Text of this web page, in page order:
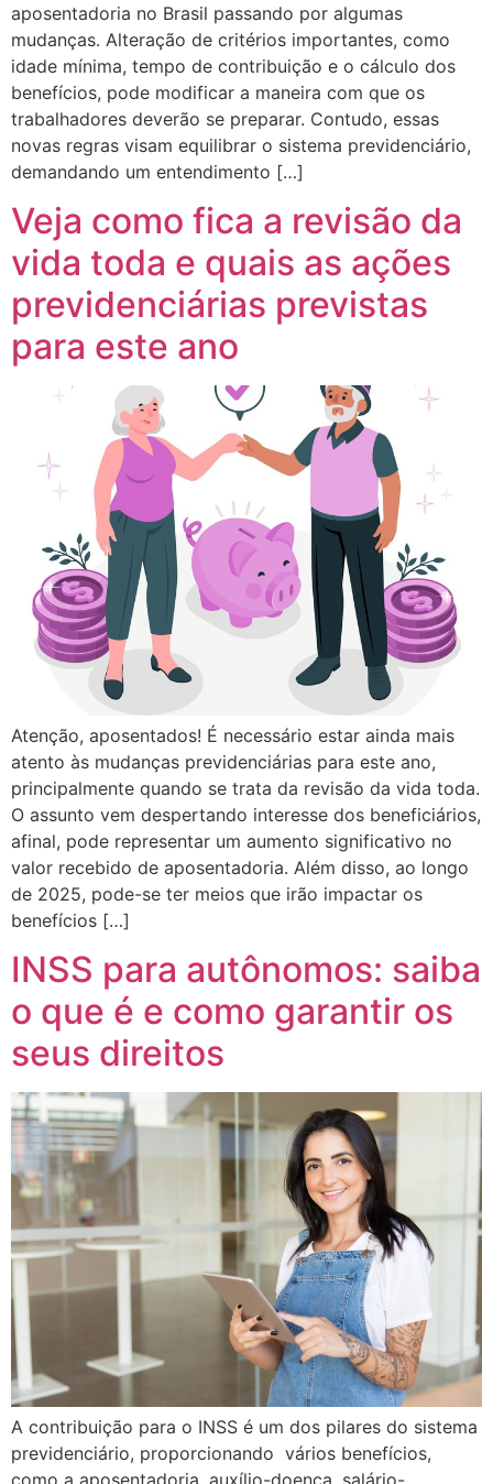
aposentadoria no Brasil passando por algumas
mudanças. Alteração de critérios importantes, como
idade mínima, tempo de contribuição e o cálculo dos
benefícios, pode modificar a maneira com que os
trabalhadores deverão se preparar. Contudo, essas
novas regras visam equilibrar o sistema previdenciário,
demandando um entendimento […]
Veja como fica a revisão da
vida toda e quais as ações
previdenciárias previstas
para este ano
Atenção, aposentados! É necessário estar ainda mais
atento às mudanças previdenciárias para este ano,
principalmente quando se trata da revisão da vida toda.
O assunto vem despertando interesse dos beneficiários,
afinal, pode representar um aumento significativo no
valor recebido de aposentadoria. Além disso, ao longo
de 2025, pode-se ter meios que irão impactar os
benefícios […]
INSS para autônomos: saiba
o que é e como garantir os
seus direitos
A contribuição para o INSS é um dos pilares do sistema
previdenciário, proporcionando vários benefícios,
como a aposentadoria, auxílio-doença, salário-